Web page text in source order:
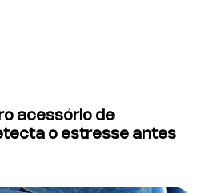
acessório de
o estresse antes